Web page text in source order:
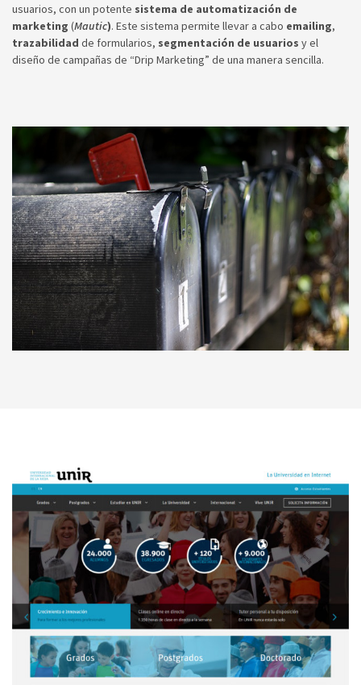
usuarios, con un potente sistema de automatización de
marketing (Mautic). Este sistema permite llevar a cabo emailing,
trazabilidad de formularios, segmentación de usuarios y el
diseño de campañas de “Drip Marketing” de una manera sencilla.